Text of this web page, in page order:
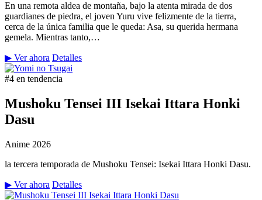
En una remota aldea de montaña, bajo la atenta mirada de dos
guardianes de piedra, el joven Yuru vive felizmente de la tierra,
cerca de la única familia que le queda: Asa, su querida hermana
gemela. Mientras tanto,…
▶ Ver ahora Detalles
#4 en tendencia
Mushoku Tensei III Isekai Ittara Honki
Dasu
Anime 2026
la tercera temporada de Mushoku Tensei: Isekai Ittara Honki Dasu.
▶ Ver ahora Detalles